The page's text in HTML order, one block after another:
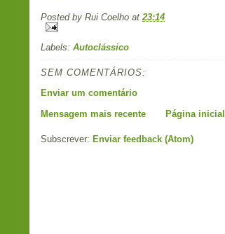
Posted by Rui Coelho at 23:14
Labels: Autoclássico
SEM COMENTÁRIOS:
Enviar um comentário
Mensagem mais recente
Página inicial
Subscrever: Enviar feedback (Atom)